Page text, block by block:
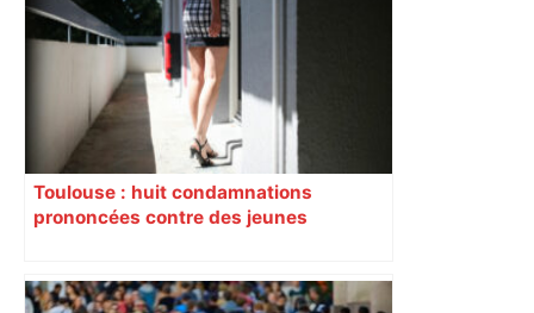
Toulouse : huit condamnations
prononcées contre des jeunes